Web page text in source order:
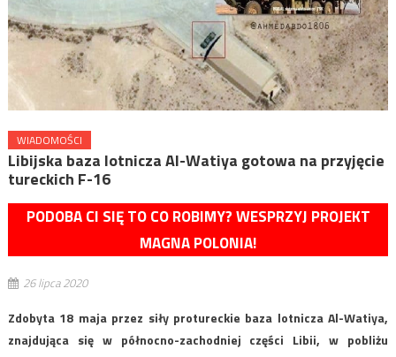
WIADOMOŚCI
Libijska baza lotnicza Al-Watiya gotowa na przyjęcie
tureckich F-16
PODOBA CI SIĘ TO CO ROBIMY? WESPRZYJ PROJEKT
MAGNA POLONIA!
26 lipca 2020
Zdobyta 18 maja przez siły protureckie baza lotnicza Al-Watiya,
znajdująca się w północno-zachodniej części Libii, w pobliżu